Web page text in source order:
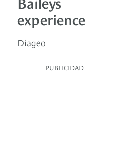
experience
Diageo
PUBLICIDAD